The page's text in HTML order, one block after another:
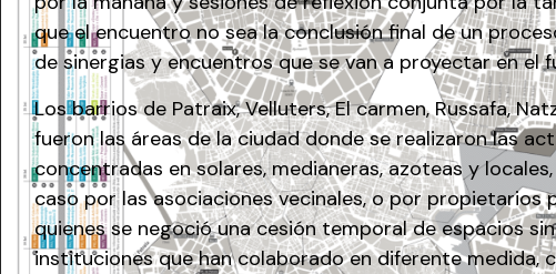
que el encuentro no sea la conclusión final de un
de sinergias y encuentros que se van a proyectar en el
Los barrios de Patraix, Velluters, El carmen, Russafa,
fueron las áreas de la ciudad donde se realizaron las
concentradas en solares, medianeras, azoteas y
caso por las asociaciones vecinales, o por propietarios
quienes se negoció una cesión temporal de espacios
instituciones que han colaborado en diferente medida,